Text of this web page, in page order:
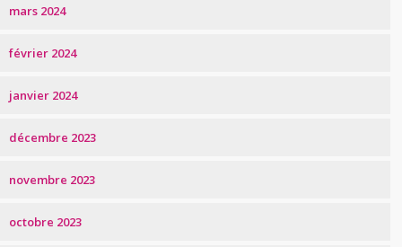
mars 2024
février 2024
janvier 2024
décembre 2023
novembre 2023
octobre 2023